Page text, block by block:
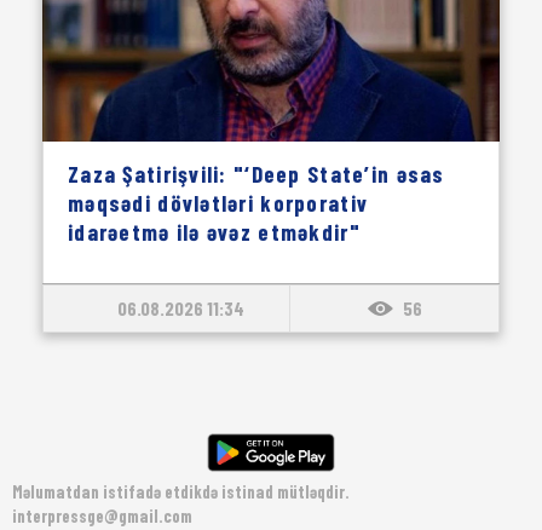
Zaza Şatirişvili: "‘Deep State’in əsas
məqsədi dövlətləri korporativ
idarəetmə ilə əvəz etməkdir"
06.08.2026 11:34 56
Məlumatdan istifadə etdikdə istinad mütləqdir.
interpressge@gmail.com